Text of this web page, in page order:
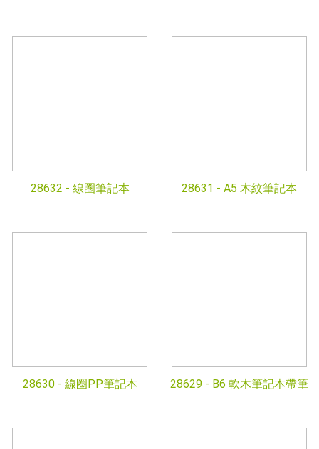
28632 - 線圈筆記本 28631 - A5 木紋筆記本
28630 - 線圈PP筆記本 28629 - B6 軟木筆記本帶筆